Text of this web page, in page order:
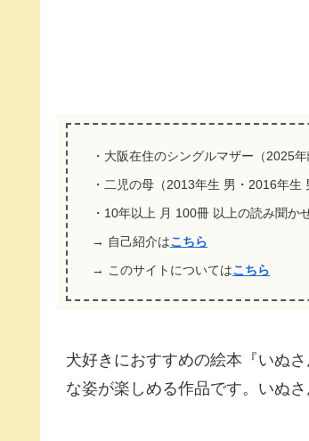
・大阪在住のシングルマザー（2025年
・二児の母（2013年生 男・2016年生
・10年以上 月 100冊 以上の読み聞か
→ 自己紹介はこちら
→ このサイトについてはこちら
犬好きにおすすめの絵本『いぬ
な姿が楽しめる作品です。いぬ